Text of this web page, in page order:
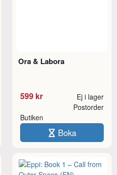
Ora & Labora
599 kr Ej i lager
Butiken
Postorder
Boka